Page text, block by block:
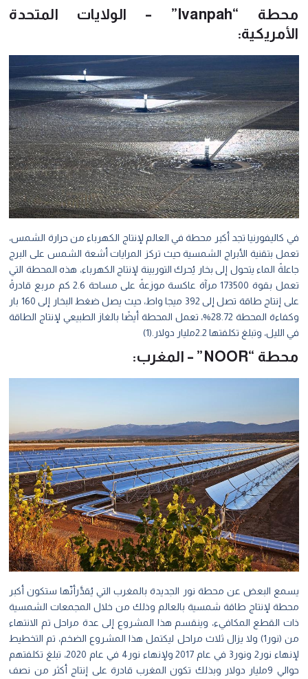
محطة “Ivanpah” – الولايات المتحدة
الأمريكية:
في كاليفورنيا تجد أكبر محطة في العالم لإنتاج الكهرباء من حرارة الشمس،
تعمل بتقنية الأبراج الشمسية حيث تركز المرايات أشعة الشمس على البرج
جاعلةً الماء يتحول إلى بخار يُحرك التوربينة لإنتاج الكهرباء، هذه المحطة التي
تعمل بقوة 173500 مرآة عاكسة موزعةً على مساحة 2.6 كم مربع قادرةً
على إنتاج طاقة تصل إلى 392 ميجا واط، حيث يصل ضغط البخار إلى 160 بار
وكفاءة المحطة 28.72%، تعمل المحطة أيضًا بالغاز الطبيعي لإنتاج الطاقة
في الليل، وتبلغ تكلفتها 2.2مليار دولار.(1)
محطة “NOOR” – المغرب:
يسمع البعض عن محطة نور الجديدة بالمغرب التي يُقدَّرأنّها ستكون أكبر
محطة لإنتاج طاقة شمسية بالعالم وذلك من خلال المجمعات الشمسية
ذات القطع المكافيء، وينقسم هذا المشروع إلى عدة مراحل تم الانتهاء
من (نور1) ولا يزال ثلاث مراحل ليكتمل هذا المشروع الضخم، تم التخطيط
لإنهاء نور2 ونور3 في عام 2017 ولإنهاء نور4 في عام 2020، تبلغ تكلفتهم
حوالي 9مليار دولار وبذلك تكون المغرب قادرة على إنتاج أكثر من نصف